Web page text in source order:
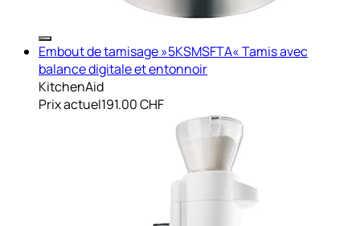
Embout de tamisage »5KSMSFTA« Tamis avec
balance digitale et entonnoir
KitchenAid
Prix actuel191.00 CHF